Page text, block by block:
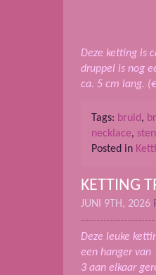
Deze ketting is
druppel is nog
ca. 5 cm lang.
Tags: bruid,
necklace,
Posted in
KETTING
JUNI 9TH, 2026
Deze leuke
een hanger van
3 aan elkaar